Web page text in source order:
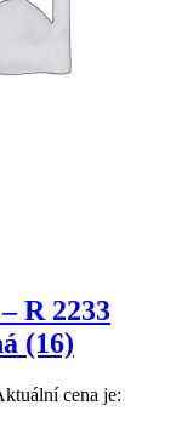
R 2233
(16)
cena je: